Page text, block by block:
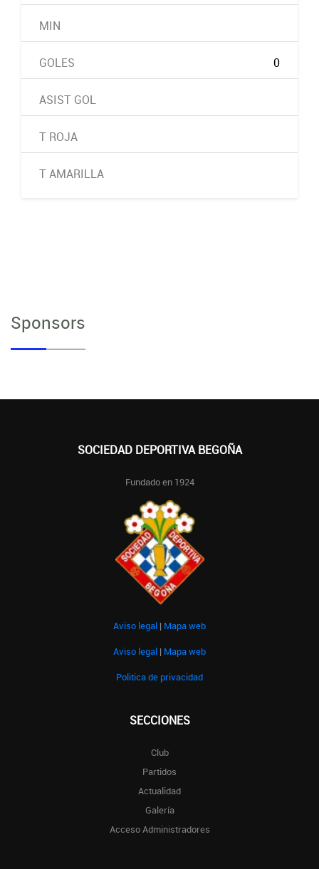
MIN
GOLES 0
ASIST GOL
T ROJA
T AMARILLA
Sponsors
SOCIEDAD DEPORTIVA BEGOÑA
Fundado en 1924
Aviso legal | Mapa web
Aviso legal | Mapa web
Politica de privacidad
SECCIONES
Club
Partidos
Actualidad
Galería
Acceso Administradores